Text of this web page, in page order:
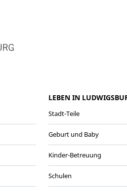
LEBEN IN
Stadt-Teile
Geburt und Baby
Kinder-Betreuung
Schulen